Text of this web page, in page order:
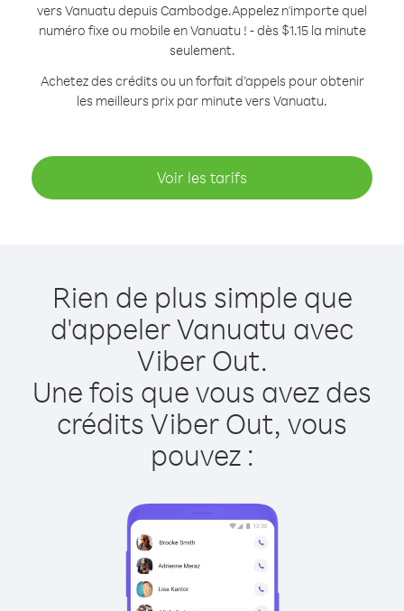
vers Vanuatu depuis Cambodge.Appelez n'importe quel
numéro fixe ou mobile en Vanuatu ! - dès $1.15 la minute
seulement.
Achetez des crédits ou un forfait d’appels pour obtenir
les meilleurs prix par minute vers Vanuatu.
Voir les tarifs
Rien de plus simple que
d'appeler Vanuatu avec
Viber Out.
Une fois que vous avez des
crédits Viber Out, vous
pouvez :